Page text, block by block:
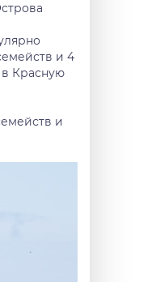
и 4
в Красную
и